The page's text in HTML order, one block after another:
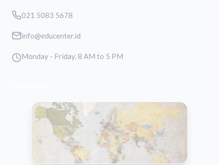
021 5083 5678
info@educenter.id
Monday - Friday, 8 AM to 5 PM